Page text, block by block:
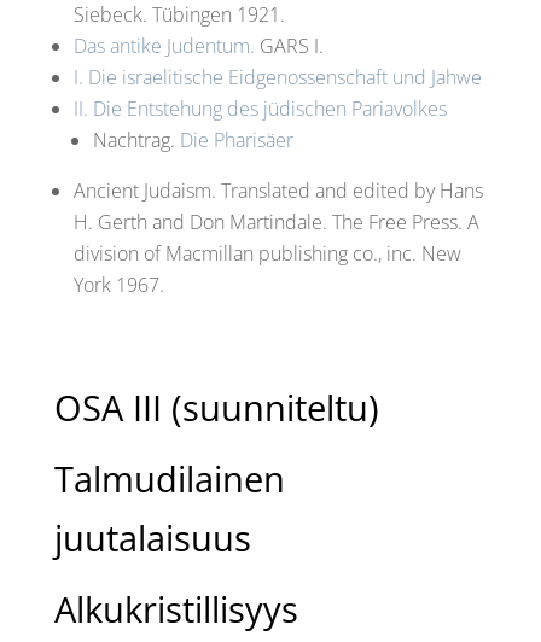
Siebeck. Tübingen 1921.
Das antike Judentum. GARS I.
I. Die israelitische Eidgenossenschaft und Jahwe
II. Die Entstehung des jüdischen Pariavolkes
Nachtrag. Die Pharisäer
Ancient Judaism. Translated and edited by Hans
H. Gerth and Don Martindale. The Free Press. A
division of Macmillan publishing co., inc. New
York 1967.
OSA III (suunniteltu)
Talmudilainen
juutalaisuus
Alkukristillisyys